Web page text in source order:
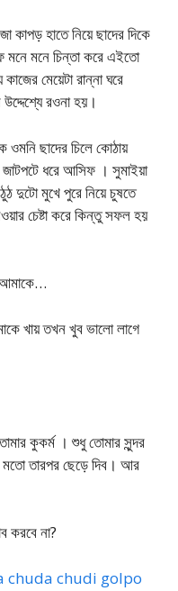
কাপড় হাতে নিয়ে ছাদের দিকে
মনে মনে চিন্তা করে এইতো
মেয়েটা রান্না ঘরে
রওনা হয়।
ওমনি ছাদের চিলে কোঠায়
জাটপটে ধরে আসিফ । সুমাইয়া
দুটো মুখে পুরে নিয়ে চুষতে
চেষ্টা করে কিন্তু সফল হয়
আমাকে…
খায় তখন খুব ভালো লাগে
কুকর্ম । শুধু তোমার সুন্দর
মতো তারপর ছেড়ে দিব। আর
করবে না?
chuda chudi golpo